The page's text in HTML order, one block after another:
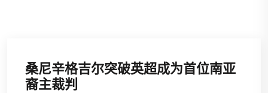
桑尼辛格吉尔突破英超成为首位南亚
裔主裁判